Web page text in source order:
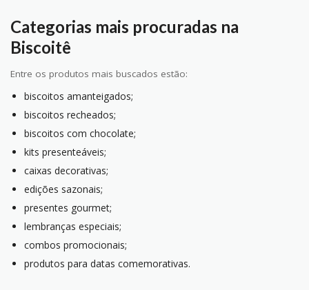
Categorias mais procuradas na
Biscoitê
Entre os produtos mais buscados estão:
biscoitos amanteigados;
biscoitos recheados;
biscoitos com chocolate;
kits presenteáveis;
caixas decorativas;
edições sazonais;
presentes gourmet;
lembranças especiais;
combos promocionais;
produtos para datas comemorativas.